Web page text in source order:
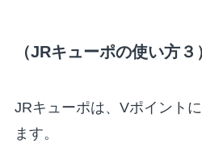
（JRキューポの使い方
JRキューポは、Vポイント
ます。